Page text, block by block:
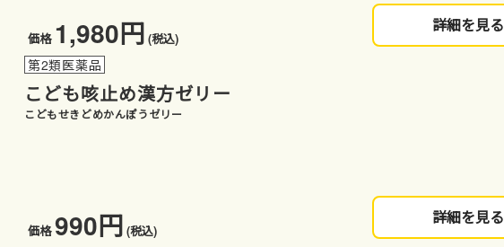
価格 1,980円 (税込)
詳細を見る
第2類医薬品
こども咳止め漢方ゼリー
こどもせきどめかんぽうゼリー
価格 990円 (税込)
詳細を見る